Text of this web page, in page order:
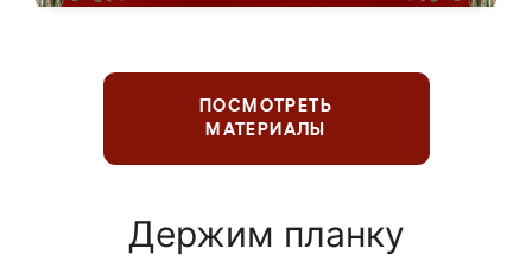
ПОСМОТРЕТЬ
МАТЕРИАЛЫ
Держим планку